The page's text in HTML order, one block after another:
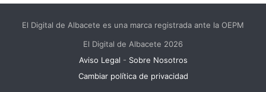
El Digital de Albacete es una marca registrada ante la OEPM
El Digital de Albacete 2026
Aviso Legal - Sobre Nosotros
Cambiar política de privacidad